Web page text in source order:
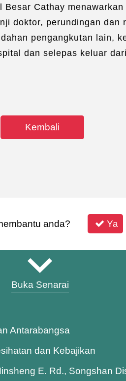
Cathay
doktor, perundingan
pengangkutan lain,
dan selepas keluar
Kembali
anda? Ya
Buka Senarai
Antarabangsa
dan Kebajikan
E. Rd., Songshan